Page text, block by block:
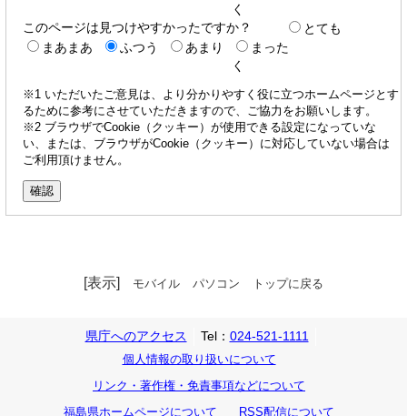
く
このページは見つけやすかったですか？
とても
まあまあ
ふつう あまり
まった
く
※1 いただいたご意見は、より分かりやすく役に立つホームページとす
るために参考にさせていただきますので、ご協力をお願いします。
※2 ブラウザでCookie（クッキー）が使用できる設定になっていな
い、または、ブラウザがCookie（クッキー）に対応していない場合は
ご利用頂けません。
[表示] モバイル パソコン トップに戻る
県庁へのアクセス Tel： 024-521-1111
個人情報の取り扱いについて
リンク・著作権・免責事項などについて
福島県ホームページについて
RSS配信について